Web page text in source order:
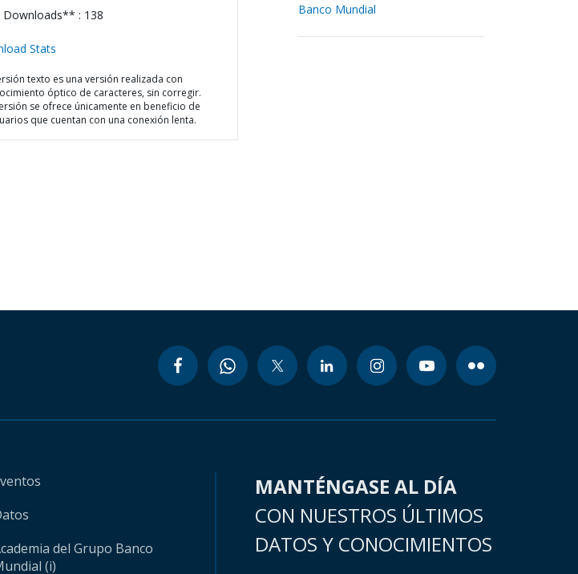
Downloads** : 138
Stats
texto es una versión realizada con
óptico de caracteres, sin corregir.
se ofrece únicamente en beneficio de
que cuentan con una conexión lenta.
Banco Mundial
del Grupo Banco
(i)
MANTÉNGASE AL DÍA
CON NUESTROS ÚLTIMOS
DATOS Y CONOCIMIENTOS